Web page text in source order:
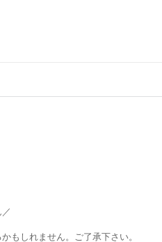
もしれません。ご了承下さい。